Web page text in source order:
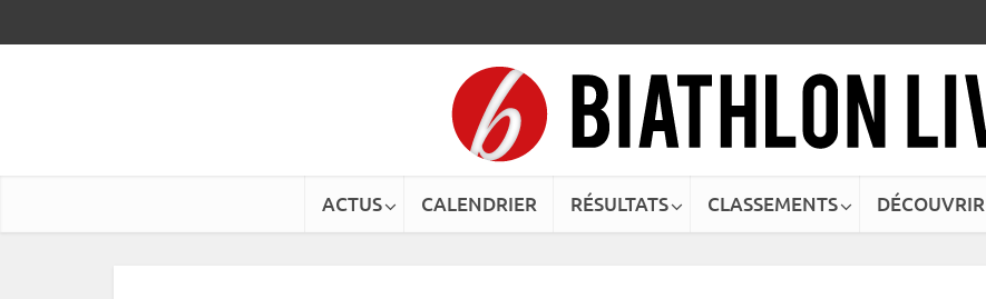
ACTUS CALENDRIER RÉSULTATS CLASSEMENTS DÉCOUVRIR